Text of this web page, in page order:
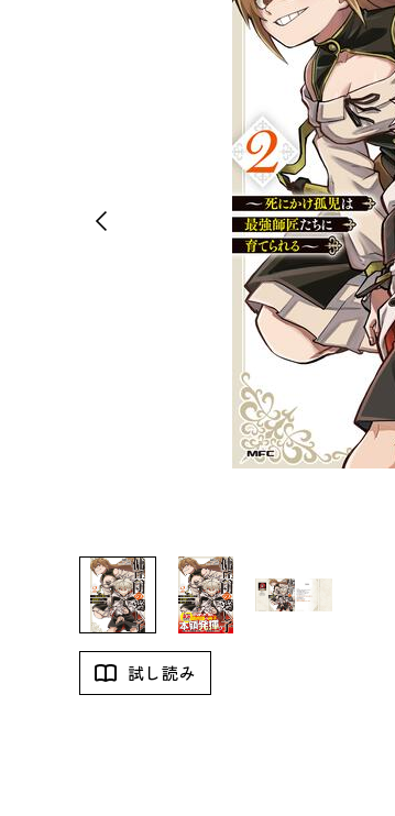
試し読み